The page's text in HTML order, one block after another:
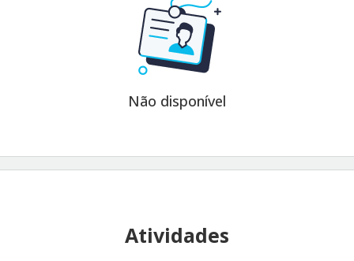
Não disponível
Atividades